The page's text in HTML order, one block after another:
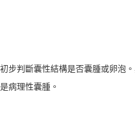
判斷囊性結構是否囊腫或卵泡
病理性囊腫。